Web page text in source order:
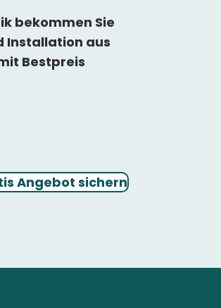
bekommen Sie
Installation aus
Bestpreis
Angebot sichern